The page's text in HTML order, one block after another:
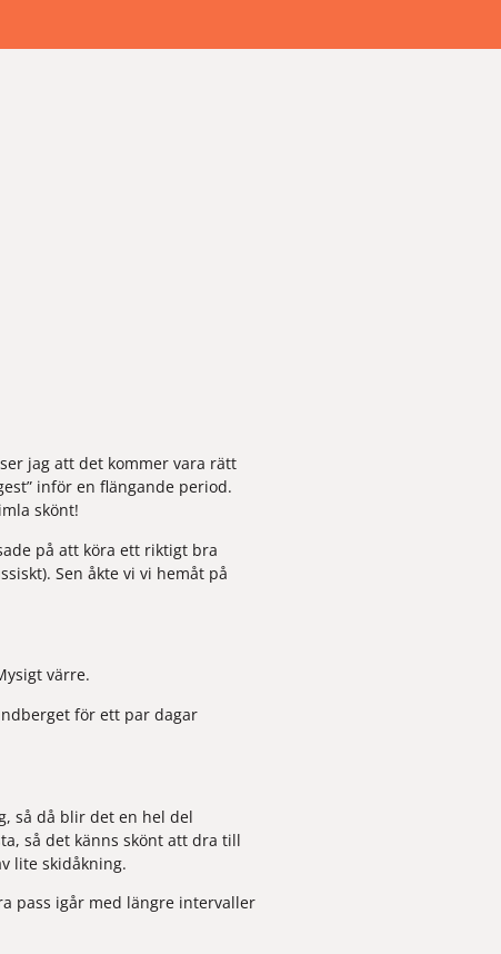
jag att det kommer vara rätt
inför en flängande period.
skönt!
på att köra ett riktigt bra
Sen åkte vi vi hemåt på
värre.
för ett par dagar
så då blir det en hel del
så det känns skönt att dra till
lite skidåkning.
pass igår med längre intervaller